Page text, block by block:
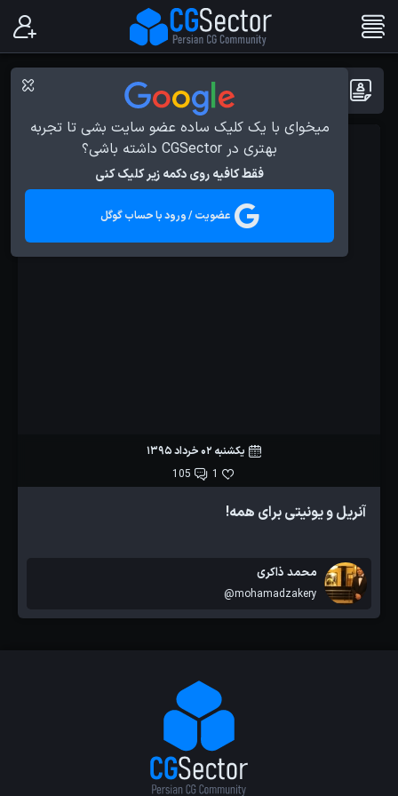
میخوای با یک کلیک ساده عضو سایت بشی تا تجربه
بهتری در CGSector داشته باشی؟
فقط کافیه روی دکمه زیر کلیک کنی
عضویت / ورود با حساب گوگل
پست ها با برچسب : Game Design
یکشنبه 02 خرداد 1395
1
105
آنریل و یونیتی برای همه!
محمد ذاکری
@mohamadzakery